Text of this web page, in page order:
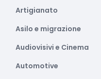
Artigianato
Asilo e migrazione
Audiovisivi e Cinema
Automotive